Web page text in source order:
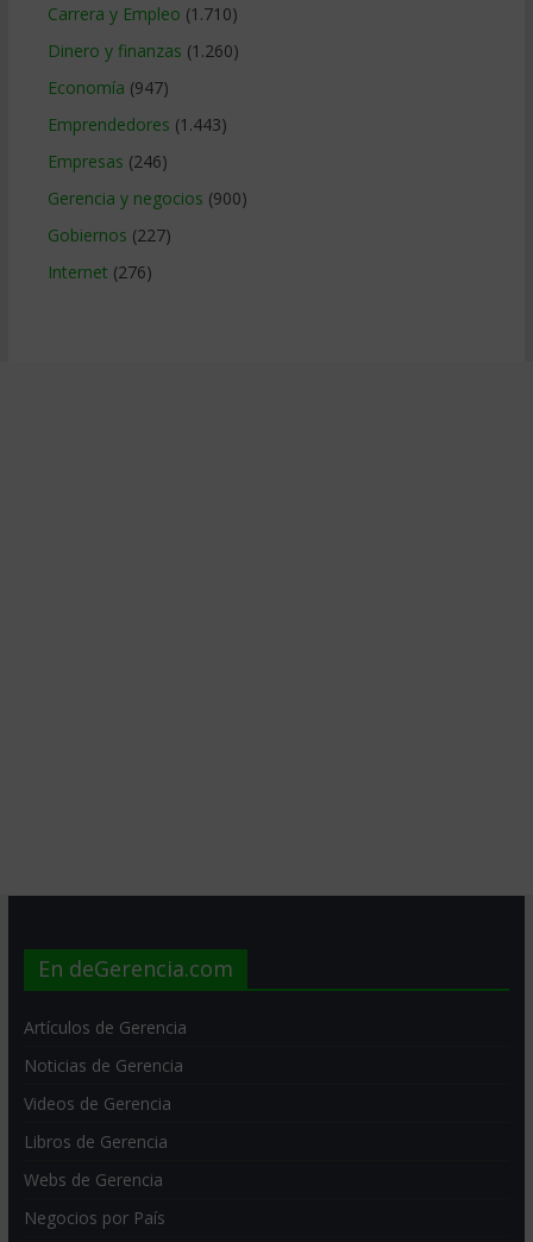
Carrera y Empleo (1.710)
Dinero y finanzas (1.260)
Economía (947)
Emprendedores (1.443)
Empresas (246)
Gerencia y negocios (900)
Gobiernos (227)
Internet (276)
En deGerencia.com
Artículos de Gerencia
Noticias de Gerencia
Videos de Gerencia
Libros de Gerencia
Webs de Gerencia
Negocios por País